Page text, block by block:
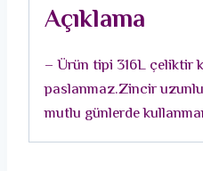
Kalp
adet
Açıklama
– Ürün tipi 316L çeliktir
paslanmaz.Zincir
mutlu günlerde